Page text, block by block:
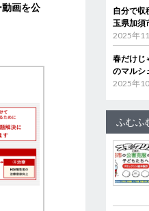
画を公
自分で
玉県加須
2025年
春だけじ
のマルシ
2025年
ふむふ